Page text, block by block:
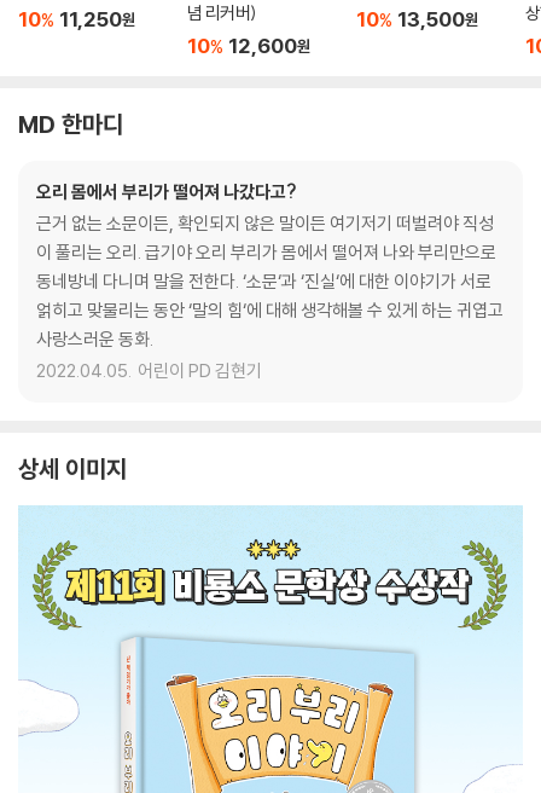
10% 11,250원
념 리커버)
10% 12,600원
10% 13,500원
MD 한마디
오리 몸에서 부리가 떨어져 나갔다고?
근거 없는 소문이든, 확인되지 않은 말이든 여기저기 떠벌려야 직성
이 풀리는 오리. 급기야 오리 부리가 몸에서 떨어져 나와 부리만으로
동네방네 다니며 말을 전한다. ‘소문‘과 ‘진실‘에 대한 이야기가 서로
얽히고 맞물리는 동안 ‘말의 힘‘에 대해 생각해볼 수 있게 하는 귀엽고
사랑스러운 동화.
2022.04.05. 어린이 PD 김현기
상세 이미지